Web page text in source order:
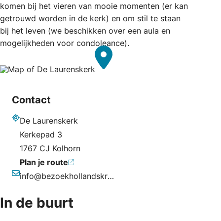
komen bij het vieren van mooie momenten (er kan
getrouwd worden in de kerk) en om stil te staan
bij het leven (we beschikken over een aula en
mogelijkheden voor condoleance).
Contact
De Laurenskerk
Kerkepad 3
1767 CJ Kolhorn
Plan je route
E-mailadres
info@bezoekhollandskroon.nl
In de buurt